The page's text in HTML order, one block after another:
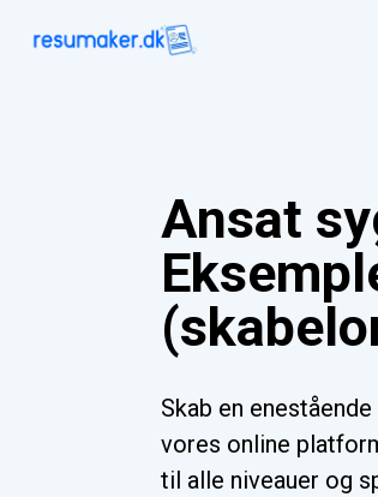
Ansat
Skab en
vores online
til alle niveauer og